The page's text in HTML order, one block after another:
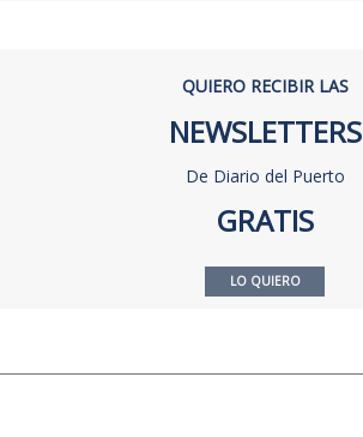
QUIERO RECIBIR LAS
NEWSLETTERS
De Diario del Puerto
GRATIS
LO QUIERO